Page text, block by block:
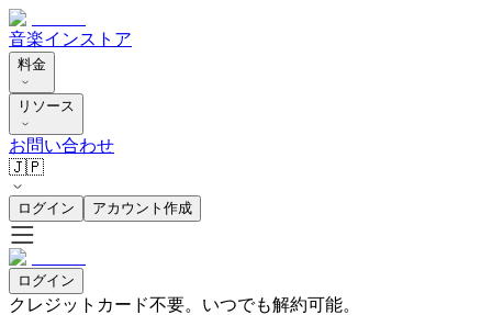
音楽インストア
料金
リソース
お問い合わせ
🇯🇵
ログイン アカウント作成
ログイン
クレジットカード不要。いつでも解約可能。